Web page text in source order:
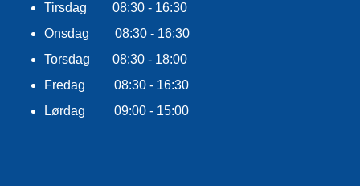
Tirsdag 08:30 - 16:30
Onsdag 08:30 - 16:30
Torsdag 08:30 - 18:00
Fredag 08:30 - 16:30
Lørdag 09:00 - 15:00